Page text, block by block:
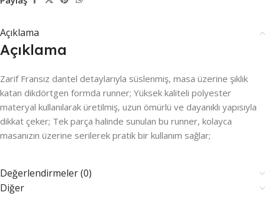
Açıklama
Açıklama
Zarif Fransız dantel detaylarıyla süslenmiş, masa üzerine şıklık
katan dikdörtgen formda runner; Yüksek kaliteli polyester
materyal kullanılarak üretilmiş, uzun ömürlü ve dayanıklı yapısıyla
dikkat çeker; Tek parça halinde sunulan bu runner, kolayca
masanızın üzerine serilerek pratik bir kullanım sağlar;
Değerlendirmeler (0)
Diğer